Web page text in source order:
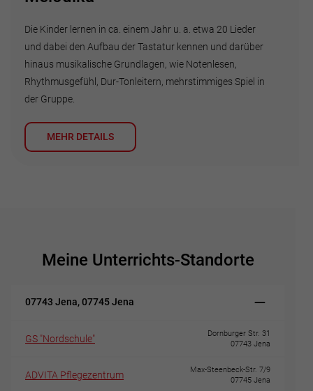
Die Kinder lernen in ca. einem Jahr u. a. etwa 20 Lieder
und dabei den Aufbau der Tastatur kennen und darüber
hinaus musikalische Grundlagen, wie Notenlesen,
Rhythmusgefühl, Dur-Tonleitern, mehrstimmiges Spiel in
der Gruppe.
MEHR DETAILS
Meine Unterrichts-Standorte
07743 Jena, 07745 Jena
GS "Nordschule"
Dornburger Str. 31
07743 Jena
ADVITA Pflegezentrum
Max-Steenbeck-Str. 7/9
07745 Jena